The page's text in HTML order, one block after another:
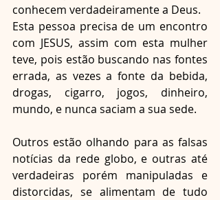
conhecem verdadeiramente a Deus.
Esta pessoa precisa de um encontro
com JESUS, assim com esta mulher
teve, pois estão buscando nas fontes
errada, as vezes a fonte da bebida,
drogas, cigarro, jogos, dinheiro,
mundo, e nunca saciam a sua sede.
Outros estão olhando para as falsas
notícias da rede globo, e outras até
verdadeiras porém manipuladas e
distorcidas, se alimentam de tudo